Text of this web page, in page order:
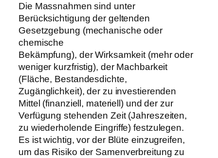
Die Massnahmen sind unter
Berücksichtigung der geltenden
Gesetzgebung (mechanische oder
chemische
Bekämpfung), der Wirksamkeit (mehr oder
weniger kurzfristig), der Machbarkeit
(Fläche, Bestandesdichte,
Zugänglichkeit), der zu investierenden
Mittel (finanziell, materiell) und der zur
Verfügung stehenden Zeit (Jahreszeiten,
zu wiederholende Eingriffe) festzulegen.
Es ist wichtig, vor der Blüte einzugreifen,
um das Risiko der Samenverbreitung zu